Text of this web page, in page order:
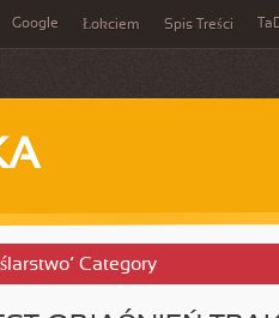
Google Łokciem Spis Treści
Category